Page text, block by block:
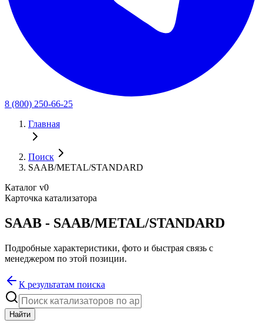
8 (800) 250-66-25
Главная
Поиск
SAAB/METAL/STANDARD
Каталог v0
Карточка катализатора
SAAB - SAAB/METAL/STANDARD
Подробные характеристики, фото и быстрая связь с
менеджером по этой позиции.
К результатам поиска
Найти